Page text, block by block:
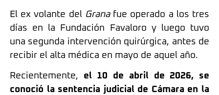
El ex volante del Granafue operado a los tres
días en la Fundación Favaloro y luego tuvo
una segunda intervención quirúrgica, antes de
recibir el alta médica en mayo de aquel año.
Recientemente, el 10 de abril de 2026, se
conoció la sentencia judicial de Cámara en la